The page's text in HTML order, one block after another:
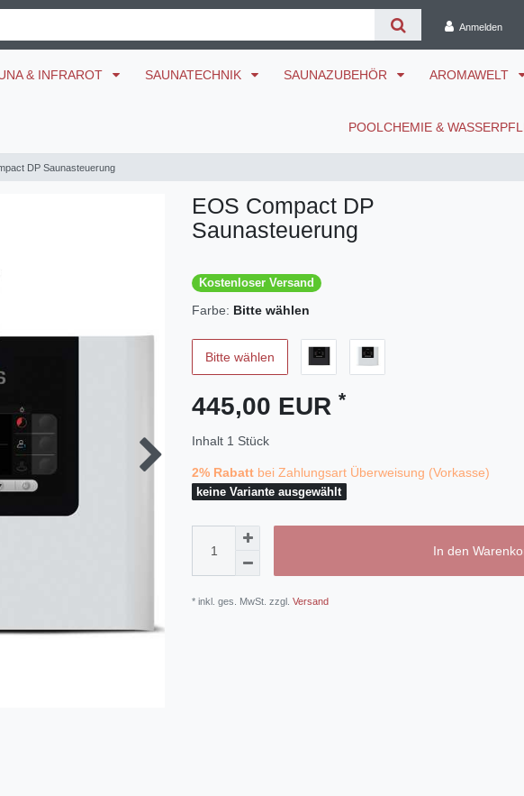
Anmelden
& INFRAROT SAUNATECHNIK SAUNAZUBEHÖR AROMAWELT
POOLCHEMIE &
DP Saunasteuerung
EOS Compact DP
Saunasteuerung
Kostenloser Versand
Farbe: Bitte wählen
Bitte wählen
445,00 EUR *
Inhalt 1 Stück
2% Rabatt bei Zahlungsart Überweisung (Vorkasse)
keine Variante ausgewählt
In den
* inkl. ges. MwSt. zzgl. Versand